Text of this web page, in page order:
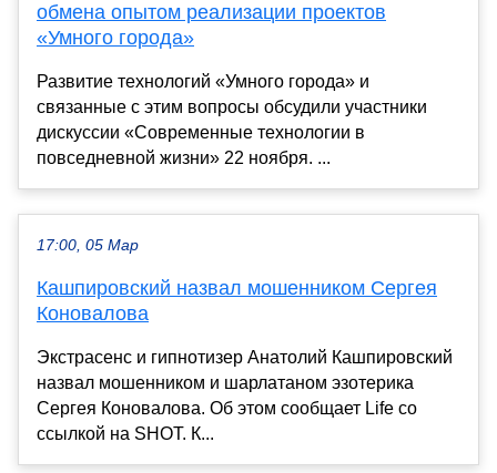
обмена опытом реализации проектов
«Умного города»
Развитие технологий «Умного города» и
связанные с этим вопросы обсудили участники
дискуссии «Современные технологии в
повседневной жизни» 22 ноября. ...
17:00, 05 Мар
Кашпировский назвал мошенником Сергея
Коновалова
Экстрасенс и гипнотизер Анатолий Кашпировский
назвал мошенником и шарлатаном эзотерика
Сергея Коновалова. Об этом сообщает Life со
ссылкой на SHOT. К...